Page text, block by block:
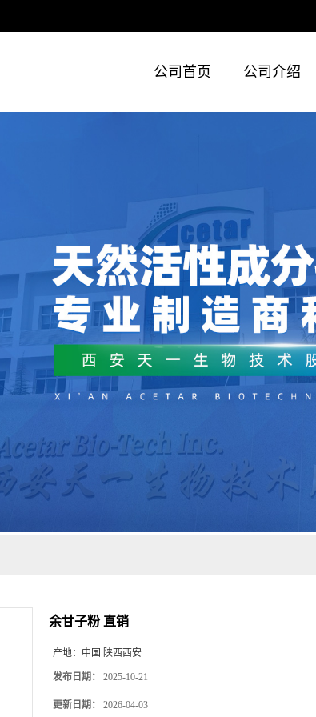
公司首页 公司介绍
余甘子粉 直销
产地： 中国 陕西西安
发布日期： 2025-10-21
更新日期： 2026-04-03